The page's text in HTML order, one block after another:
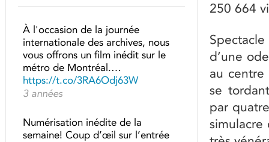
250 664
d’une
au centre
se
par
simulacre
À l'occasion de la journée
internationale des archives, nous
vous offrons un film inédit sur le
métro de Montréal.…
https://t.co/3RA6Odj63W
3 années
Numérisation inédite de la
semaine! Coup d’œil sur l’entrée